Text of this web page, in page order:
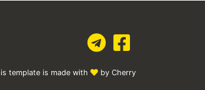
template is made with by Cherry